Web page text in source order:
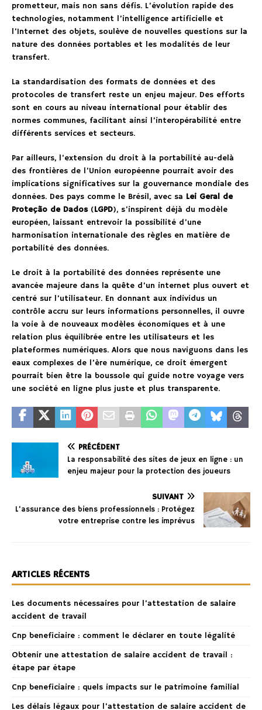
prometteur, mais non sans défis. L’évolution rapide des
technologies, notamment l’intelligence artificielle et
l’Internet des objets, soulève de nouvelles questions sur la
nature des données portables et les modalités de leur
transfert.
La standardisation des formats de données et des
protocoles de transfert reste un enjeu majeur. Des efforts
sont en cours au niveau international pour établir des
normes communes, facilitant ainsi l’interopérabilité entre
différents services et secteurs.
Par ailleurs, l’extension du droit à la portabilité au-delà
des frontières de l’Union européenne pourrait avoir des
implications significatives sur la gouvernance mondiale des
données. Des pays comme le Brésil, avec sa Lei Geral de
Proteção de Dados(LGPD), s’inspirent déjà du modèle
européen, laissant entrevoir la possibilité d’une
harmonisation internationale des règles en matière de
portabilité des données.
Le droit à la portabilité des données représente une
avancée majeure dans la quête d’un internet plus ouvert et
centré sur l’utilisateur. En donnant aux individus un
contrôle accru sur leurs informations personnelles, il ouvre
la voie à de nouveaux modèles économiques et à une
relation plus équilibrée entre les utilisateurs et les
plateformes numériques. Alors que nous naviguons dans les
eaux complexes de l’ère numérique, ce droit émergent
pourrait bien être la boussole qui guide notre voyage vers
une société en ligne plus juste et plus transparente.
PRÉCÉDENT
La responsabilité des sites de jeux en ligne : un
enjeu majeur pour la protection des joueurs
SUIVANT
L’assurance des biens professionnels : Protégez
votre entreprise contre les imprévus
ARTICLES RÉCENTS
Les documents nécessaires pour l’attestation de salaire
accident de travail
Cnp beneficiaire : comment le déclarer en toute légalité
Obtenir une attestation de salaire accident de travail :
étape par étape
Cnp beneficiaire : quels impacts sur le patrimoine familial
Les délais légaux pour l’attestation de salaire accident de